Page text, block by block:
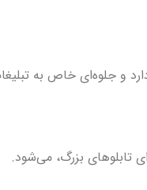
تابلوهای بزرگ، می‌شود.